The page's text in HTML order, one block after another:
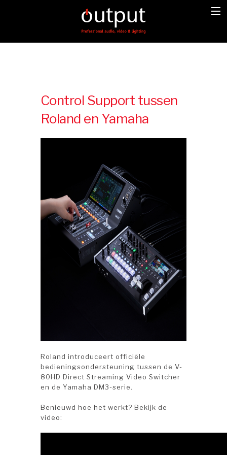
Control Support tussen
Roland en Yamaha
Roland introduceert officiële
bedieningsondersteuning tussen de V-
80HD Direct Streaming Video Switcher
en de Yamaha DM3-serie.
Benieuwd hoe het werkt? Bekijk de
video: